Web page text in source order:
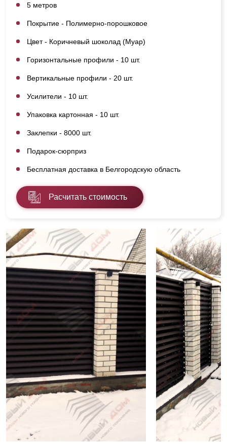
5 метров
Покрытие - Полимерно-порошковое
Цвет - Коричневый шоколад (Муар)
Горизонтальные профили - 10 шт.
Вертикальные профили - 20 шт.
Усилители - 10 шт.
Упаковка картонная - 10 шт.
Заклепки - 8000 шт.
Подарок-сюрприз
Бесплатная доставка в Белгородскую область
Расчитать стоимость